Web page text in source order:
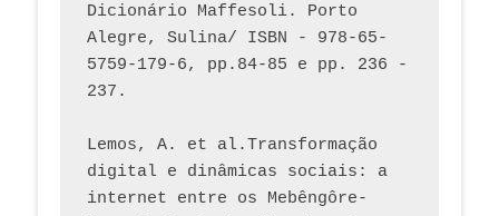
Dicionário Maffesoli. Porto
Alegre, Sulina/ ISBN - 978-65-
5759-179-6, pp.84-85 e pp. 236 -
237.
Lemos, A. et al.Transformação
digital e dinâmicas sociais: a
internet entre os Mebêngôre-